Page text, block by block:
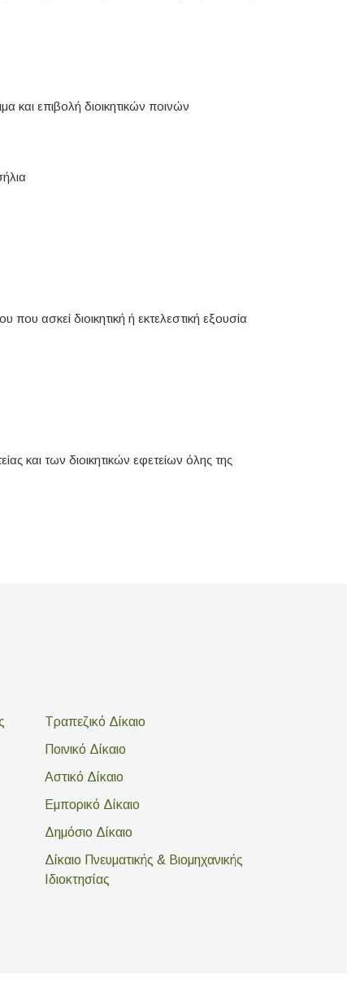
και επιβολή διοικητικών ποινών
ασκεί διοικητική ή εκτελεστική εξουσία
και των διοικητικών εφετείων όλης της
Τραπεζικό Δίκαιο
Ποινικό Δίκαιο
Αστικό Δίκαιο
Εμπορικό Δίκαιο
Δημόσιο Δίκαιο
Δίκαιο Πνευματικής & Βιομηχανικής
Ιδιοκτησίας